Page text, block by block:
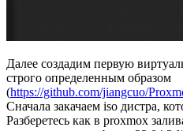
Далее создадим первую
строго определенным образом
(https://github.com/jiangcuo/
Сначала закачаем iso дистра,
Разберетесь как в proxmox